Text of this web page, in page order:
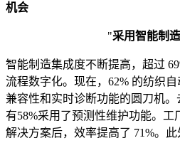
机会
"采用智能制
智能制造集成度不断提高，超过
流程数字化。现在，62% 的纺织
兼容性和实时诊断功能的圆刀机。
有58%采用了预测性维护功能。工
解决方案后，效率提高了 71%。